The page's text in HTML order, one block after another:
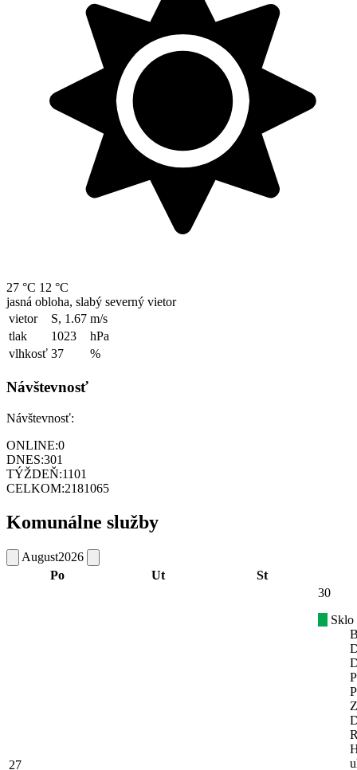
27 °C 12 °C
jasná obloha, slabý severný vietor
vietor
S, 1.67 m/s
tlak
1023
hPa
vlhkosť 37 %
Návštevnosť
Návštevnosť:
ONLINE:0
DNES:301
TÝŽDEŇ:1101
CELKOM:2181065
Komunálne služby
August2026
Po
Ut St
27
30
Sklo